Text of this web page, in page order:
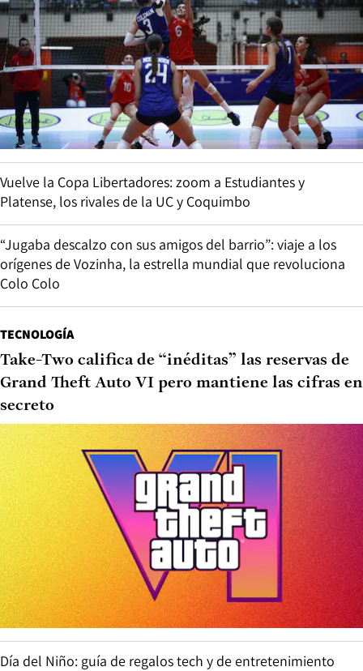
Vuelve la Copa Libertadores: zoom a Estudiantes y
Platense, los rivales de la UC y Coquimbo
“Jugaba descalzo con sus amigos del barrio”: viaje a los
orígenes de Vozinha, la estrella mundial que revoluciona
Colo Colo
TECNOLOGÍA
Take-Two califica de “inéditas” las reservas de
Grand Theft Auto VI pero mantiene las cifras en
secreto
Día del Niño: guía de regalos tech y de entretenimiento